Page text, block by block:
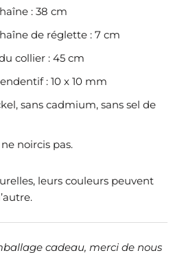
: 38 cm
de réglette : 7 cm
collier : 45 cm
: 10 x 10 mm
sans cadmium, sans sel de
noircis pas.
leurs couleurs peuvent
cadeau, merci de nous